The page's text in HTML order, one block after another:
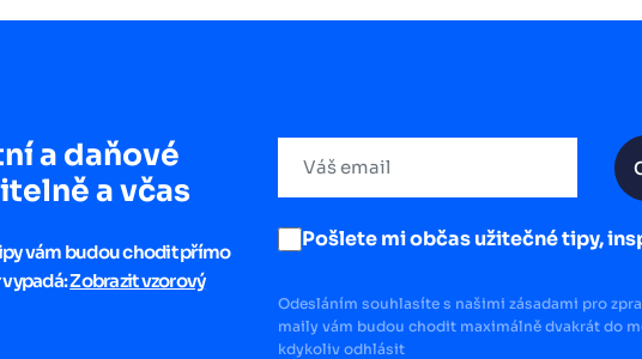
a daňové
a včas
vám budou chodit přímo
vypadá:Zobrazit vzorový
Pošlete mi občas užitečné tipy,
Odesláním souhlasíte s našimi zásadami pro
maily vám budou chodit maximálně dvakrát do
kdykoliv odhlásit